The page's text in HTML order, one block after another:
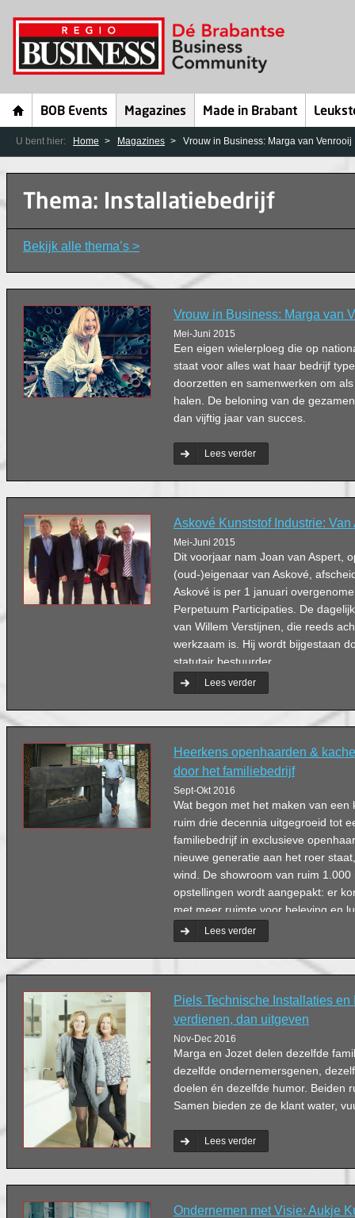
BOB Events Magazines Made in Brabant
U bent hier: Home Magazines Vrouw in Business: Marga van Venrooij
Thema: Installatiebedrijf
Bekijk alle thema’s >
Vrouw in Business: Marga van
Mei-Juni 2015
Een eigen wielerploeg die op
staat voor alles wat haar bedrijf
doorzetten en samenwerken om
halen. De beloning van de
dan vijftig jaar van succes.
Lees verder
Askové Kunststof Industrie:
Mei-Juni 2015
Dit voorjaar nam Joan van Aspert,
(oud-)eigenaar van Askové,
Askové is per 1 januari
Perpetuum Participaties. De
van Willem Verstijnen, die reeds
werkzaam is. Hij wordt bijgestaan
statutair bestuurder.
Lees verder
Heerkens openhaarden &
door het familiebedrijf
Sept-Okt 2016
Wat begon met het maken van een
ruim drie decennia uitgegroeid tot
familiebedrijf in exclusieve
nieuwe generatie aan het roer
wind. De showroom van ruim 1.000
opstellingen wordt aangepakt: er
met meer ruimte voor beleving en
Lees verder
Piels Technische Installaties
verdienen, dan uitgeven
Nov-Dec 2016
Marga en Jozet delen dezelfde
dezelfde ondernemersgenen,
doelen én dezelfde humor. Beiden
Samen bieden ze de klant water,
Lees verder
Ondernemen met Visie: Aukje